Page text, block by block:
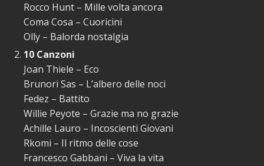
Rocco Hunt – Mille volta ancora
Coma Cosa – Cuoricini
Olly – Balorda nostalgia
10 Canzoni
Joan Thiele – Eco
Brunori Sas – L’albero delle noci
Fedez – Battito
Willie Peyote – Grazie ma no grazie
Achille Lauro – Incoscienti Giovani
Rkomi – Il ritmo delle cose
Francesco Gabbani – Viva la vita